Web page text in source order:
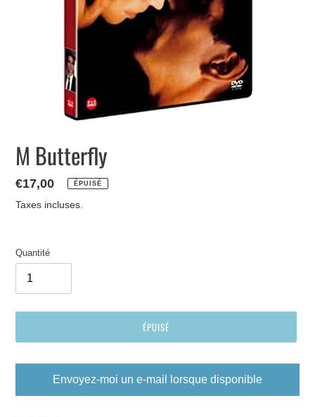
M Butterfly
Prix
normal
€17,00 ÉPUISÉ
Taxes incluses.
Quantité
ÉPUISÉ
Envoyez-moi un e-mail lorsque disponible